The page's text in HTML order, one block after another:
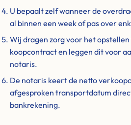
U bepaalt zelf wanneer de
al binnen een week of pas over
Wij dragen zorg voor het
koopcontract en leggen dit voor
notaris.
De notaris keert de netto
afgesproken transportdatum
bankrekening.